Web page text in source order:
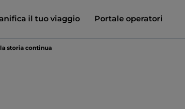
il tuo viaggio Portale operatori
storia continua